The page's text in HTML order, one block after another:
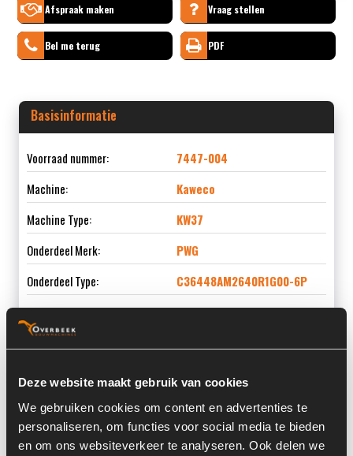
Deze website maakt gebruik van cookies
We gebruiken cookies om content en advertenties te
personaliseren, om functies voor social media te bieden
en om ons websiteverkeer te analyseren. Ook delen we
Afspraak maken Vraag stellen
Bel me terug PDF
Basisinformatie
Voorraad nummer:
7447-004
Machine:
Kaweco
Machine Type:
KW37
Onderdeel Merk:
PWG
Onderdeel Type:
C36448AM2640R1G00-6P
Onderdeel nummer:
C36448AM2640R1G00-6P
Informatie
Locatie:
4C9H